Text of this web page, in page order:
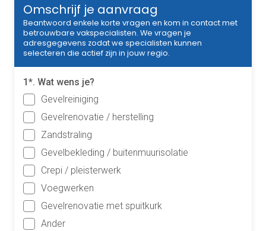
Omschrijf je aanvraag
Beantwoord enkele korte vragen en kom in contact met
betrouwbare vakspecialisten. We vragen je
adresgegevens zodat we specialisten kunnen
selecteren die actief zijn in jouw regio.
1*. Wat wens je?
Gevelreiniging
Gevelrenovatie / herstelling
Zandstraling
Gevelbekleding / buitenmuurisolatie
Crepi / pleisterwerk
Voegwerken
Gevelrenovatie met spuitkurk
Ander